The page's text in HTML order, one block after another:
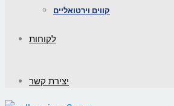
קווים וירטואליים
לקוחות
יצירת קשר